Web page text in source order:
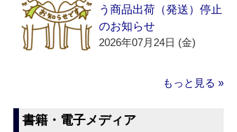
う商品出荷（発送）停止
のお知らせ
2026年07月24日 (金)
もっと見る »
書籍・電子メディア